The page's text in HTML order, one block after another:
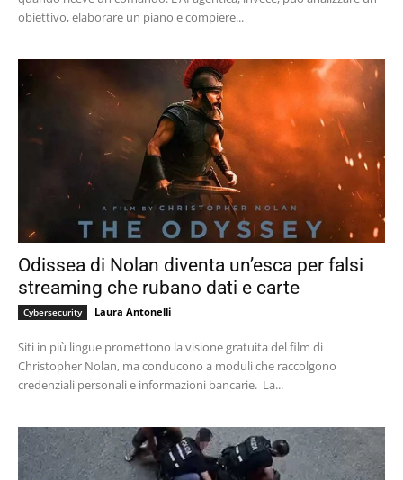
obiettivo, elaborare un piano e compiere...
Odissea di Nolan diventa un’esca per falsi
streaming che rubano dati e carte
Cybersecurity Laura Antonelli
Siti in più lingue promettono la visione gratuita del film di
Christopher Nolan, ma conducono a moduli che raccolgono
credenziali personali e informazioni bancarie. La...